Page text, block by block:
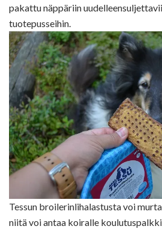
pakattu näppäriin
tuotepusseihin.
Tessun broilerinlihalastusta voi
niitä voi antaa koiralle